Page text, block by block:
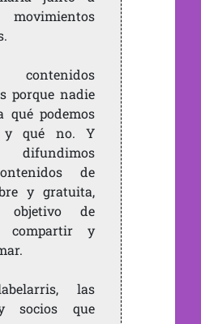
contenidos
porque nadie
qué podemos
y qué no. Y
difundimos
de
y gratuita,
de
compartir y
las
socios que